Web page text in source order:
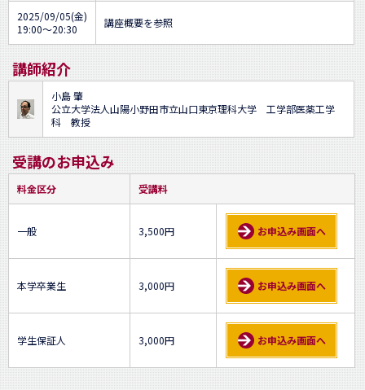
2025/09/05(金)
19:00～20:30
講座概要を参照
講師紹介
小島 肇
公立大学法人山陽小野田市立山口東京理科大学 工学部医薬工学
科 教授
受講のお申込み
料金区分 受講料
一般 3,500円 お申込み画面へ
本学卒業生 3,000円 お申込み画面へ
学生保証人 3,000円 お申込み画面へ